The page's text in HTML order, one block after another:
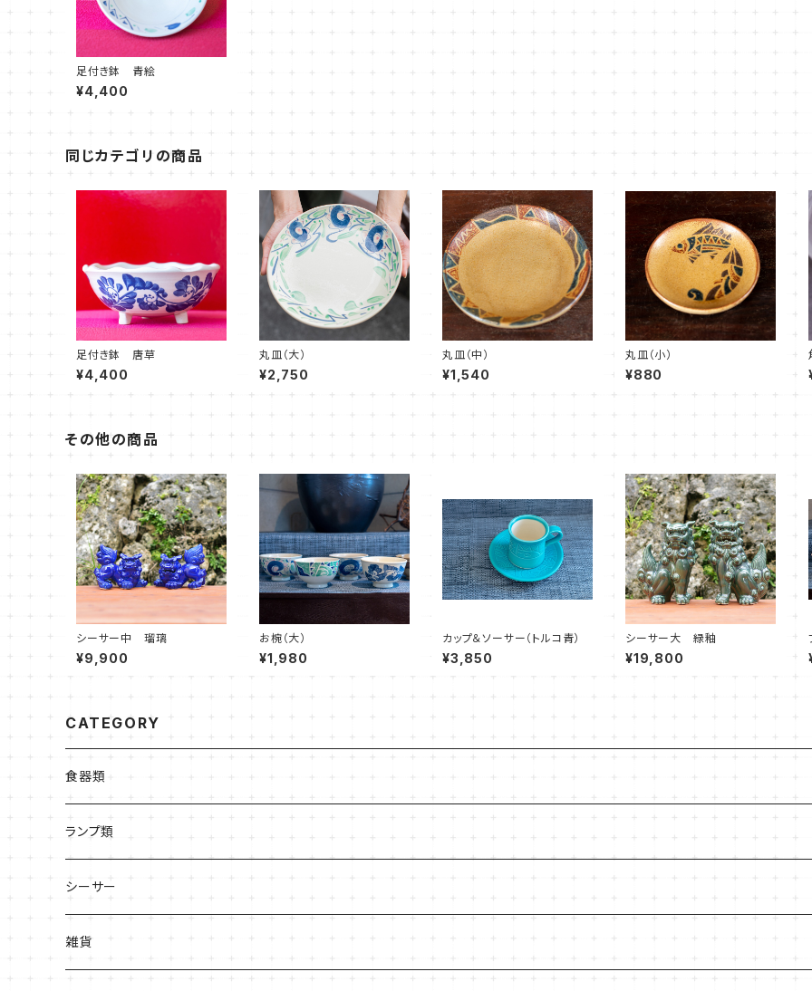
足付き鉢 青絵
¥4,400
同じカテゴリの商品
足付き鉢 唐草
¥4,400
丸皿（大）
¥2,750
丸皿（中）
¥1,540
丸皿（小）
¥880
その他の商品
シーサー中 瑠璃
¥9,900
お椀（大）
¥1,980
カップ＆ソーサー（トルコ青）
¥3,850
シーサー大 緑釉
¥19,800
CATEGORY
食器類
皿
高台あり
平皿
お椀・どんぶり系
カップ類
ランプ類
シーサー
雑貨